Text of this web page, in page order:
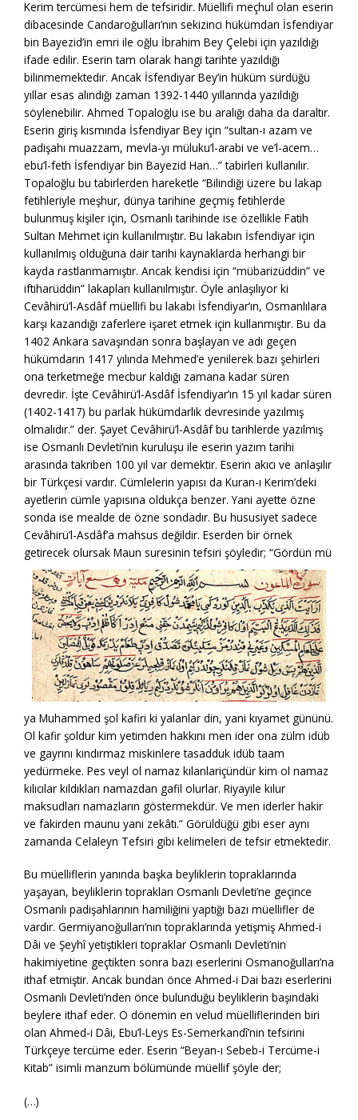
Kerim tercümesi hem de tefsiridir. Müellifi meçhul olan eserin
dibacesinde Candaroğulları’nın sekizinci hükümdarı İsfendiyar
bin Bayezid’in emri ile oğlu İbrahim Bey Çelebi için yazıldığı
ifade edilir. Eserin tam olarak hangi tarihte yazıldığı
bilinmemektedir. Ancak İsfendiyar Bey’in hüküm sürdüğü
yıllar esas alındığı zaman 1392-1440 yıllarında yazıldığı
söylenebilir. Ahmed Topaloğlu ise bu aralığı daha da daraltır.
Eserin giriş kısmında İsfendiyar Bey için “sultan-ı azam ve
padişahı muazzam, mevla-yı müluku’l-arabi ve ve’l-acem…
ebu’l-feth İsfendiyar bin Bayezid Han…” tabirleri kullanılır.
Topaloğlu bu tabirlerden hareketle “Bilindiği üzere bu lakap
fetihleriyle meşhur, dünya tarihine geçmiş fetihlerde
bulunmuş kişiler için, Osmanlı tarihinde ise özellikle Fatih
Sultan Mehmet için kullanılmıştır. Bu lakabın İsfendiyar için
kullanılmış olduğuna dair tarihi kaynaklarda herhangi bir
kayda rastlanmamıştır. Ancak kendisi için “mübarizüddin” ve
iftiharüddin” lakapları kullanılmıştır. Öyle anlaşılıyor ki
Cevâhirü’l-Asdâf müellifi bu lakabı İsfendiyar’ın, Osmanlılara
karşı kazandığı zaferlere işaret etmek için kullanmıştır. Bu da
1402 Ankara savaşından sonra başlayan ve adı geçen
hükümdarın 1417 yılında Mehmed’e yenilerek bazı şehirleri
ona terketmeğe mecbur kaldığı zamana kadar süren
devredir. İşte Cevâhirü’l-Asdâf İsfendiyar’ın 15 yıl kadar süren
(1402-1417) bu parlak hükümdarlık devresinde yazılmış
olmalıdır.” der. Şayet Cevâhirü’l-Asdâf bu tarihlerde yazılmış
ise Osmanlı Devleti’nin kuruluşu ile eserin yazım tarihi
arasında takriben 100 yıl var demektir. Eserin akıcı ve anlaşılır
bir Türkçesi vardır. Cümlelerin yapısı da Kuran-ı Kerim’deki
ayetlerin cümle yapısına oldukça benzer. Yani ayette özne
sonda ise mealde de özne sondadır. Bu hususiyet sadece
Cevâhirü’l-Asdâf’a mahsus değildir. Eserden bir örnek
getirecek olursak Maun suresinin tefsiri şöyledir; “Gördün mü
ya Muhammed şol kafiri ki yalanlar din, yani kıyamet gününü.
Ol kafir şoldur kim yetimden hakkını men ider ona zülm idüb
ve gayrını kındırmaz miskinlere tasadduk idüb taam
yedürmeke. Pes veyl ol namaz kılanlariçündür kim ol namaz
kılıcılar kıldıkları namazdan gafil olurlar. Riyayile kılur
maksudları namazların göstermekdür. Ve men iderler hakir
ve fakirden maunu yani zekâtı.” Görüldüğü gibi eser aynı
zamanda Celaleyn Tefsiri gibi kelimeleri de tefsir etmektedir.
Bu müelliflerin yanında başka beyliklerin topraklarında
yaşayan, beyliklerin toprakları Osmanlı Devleti’ne geçince
Osmanlı padişahlarının hamiliğini yaptığı bazı müellifler de
vardır. Germiyanoğulları’nın topraklarında yetişmiş Ahmed-i
Dâi ve Şeyhî yetiştikleri topraklar Osmanlı Devleti’nin
hakimiyetine geçtikten sonra bazı eserlerini Osmanoğulları’na
ithaf etmiştir. Ancak bundan önce Ahmed-i Dai bazı eserlerini
Osmanlı Devleti’nden önce bulunduğu beyliklerin başındaki
beylere ithaf eder. O dönemin en velud müelliflerinden biri
olan Ahmed-i Dâi, Ebu’l-Leys Es-Semerkandî’nin tefsirini
Türkçeye tercüme eder. Eserin “Beyan-ı Sebeb-i Tercüme-i
Kitab” isimli manzum bölümünde müellif şöyle der;
(…)